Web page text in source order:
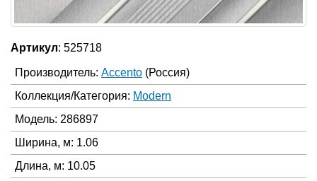
Артикул: 525718
Производитель: Accento (Россия)
Коллекция/Категория: Modern
Модель: 286897
Ширина, м: 1.06
Длина, м: 10.05